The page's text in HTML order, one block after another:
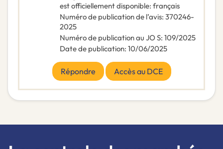
est officiellement disponible: français
Numéro de publication de l’avis: 370246-
2025
Numéro de publication au JO S: 109/2025
Date de publication: 10/06/2025
Répondre Accès au DCE